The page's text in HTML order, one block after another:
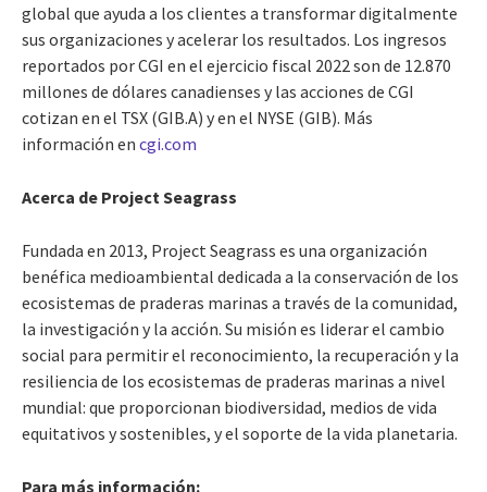
global que ayuda a los clientes a transformar digitalmente
sus organizaciones y acelerar los resultados. Los ingresos
reportados por CGI en el ejercicio fiscal 2022 son de 12.870
millones de dólares canadienses y las acciones de CGI
cotizan en el TSX (GIB.A) y en el NYSE (GIB). Más
información en cgi.com
Acerca de Project Seagrass
Fundada en 2013, Project Seagrass es una organización
benéfica medioambiental dedicada a la conservación de los
ecosistemas de praderas marinas a través de la comunidad,
la investigación y la acción. Su misión es liderar el cambio
social para permitir el reconocimiento, la recuperación y la
resiliencia de los ecosistemas de praderas marinas a nivel
mundial: que proporcionan biodiversidad, medios de vida
equitativos y sostenibles, y el soporte de la vida planetaria.
Para más información: